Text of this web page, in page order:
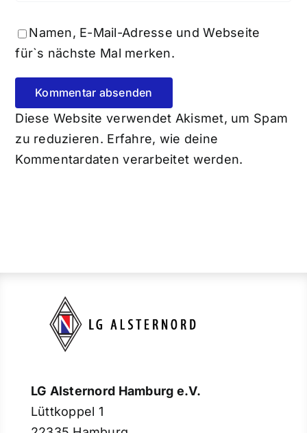
Namen, E-Mail-Adresse und Webseite
für`s nächste Mal merken.
Diese Website verwendet Akismet, um Spam
zu reduzieren. Erfahre, wie deine
Kommentardaten verarbeitet werden.
LG Alsternord Hamburg e.V.
Lüttkoppel 1